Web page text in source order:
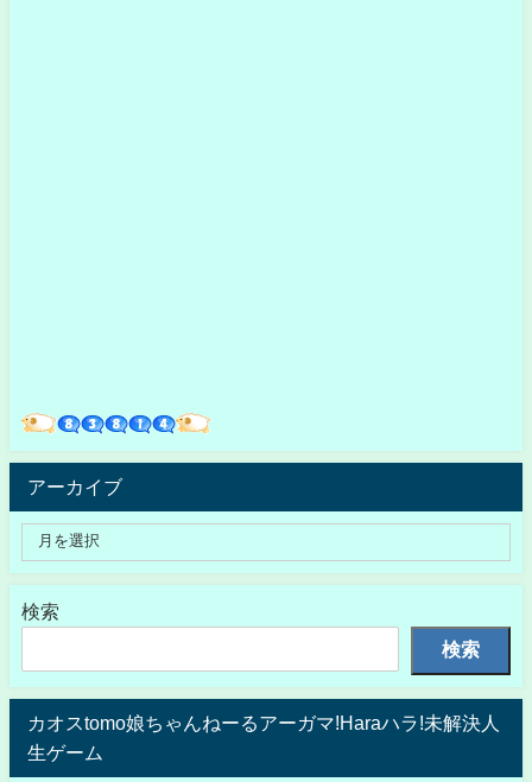
アーカイブ
検索
検索
カオスtomo娘ちゃんねーるアーガマ!Haraハラ!未解決人
生ゲーム